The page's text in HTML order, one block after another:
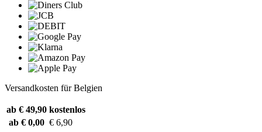
Versandkosten für Belgien
ab € 49,90 kostenlos
ab € 0,00 € 6,90